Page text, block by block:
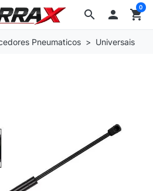
search  shopping_cart
0
Pneumaticos Universais